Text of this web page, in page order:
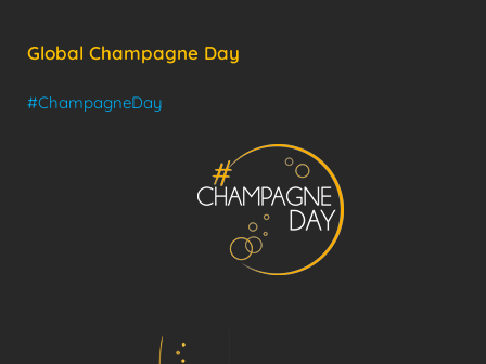
Global Champagne Day
#ChampagneDay